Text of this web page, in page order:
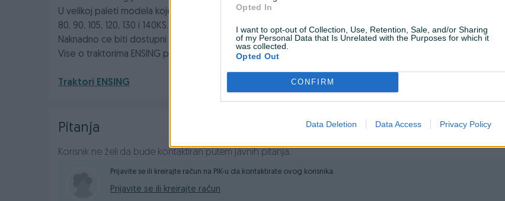
Opted In
I want to opt-out of Collection, Use, Retention, Sale, and/or Sharing
of my Personal Data that Is Unrelated with the Purposes for which it
was collected.
Opted Out
CONFIRM
Data Deletion Data Access Privacy Policy
U velikoj paleti modela koje proizvodi, kod nas ce trenutno biti dostupni traktori u rasponu snage motora od:
80, 90, 105, 120, 130 i 140KS.
Naknadno ce biti dostupni i ostali modeli.
Vise o traktorima ENSING pogledajte na linku:
Traktori ENSING
Pitanja
Korisnik ne želi da bude kontaktiran putem javnih pitanja.
Prijavite se ili kreirajte račun na PIK-u da kontaktirate ovog korisnika.
Prijavite se ili kreirajte račun